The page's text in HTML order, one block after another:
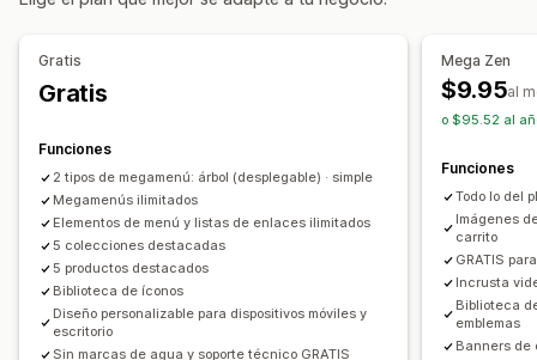
Color y fuente
Emblemas y etiquetas
Íconos personalizados
Múltiples idiomas
Adaptación a dispositivos móviles
Gratis
Gratis
Funciones
2 tipos de megamenú: árbol (desplegable) · simple
Megamenús ilimitados
Elementos de menú y listas de enlaces ilimitados
5 colecciones destacadas
5 productos destacados
Biblioteca de íconos
Diseño personalizable para dispositivos móviles y
escritorio
Sin marcas de agua y soporte técnico GRATIS
Mega Zen
$9.95al
o $95.52 al
Funciones
Todo lo del
Imágenes
carrito
GRATIS
Incrusta
Biblioteca
emblemas
Banners de